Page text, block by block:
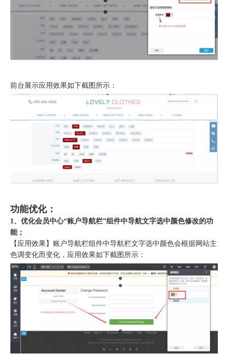
前台展示应用效果如下截图所示：
功能优化：
1、优化会员中心“账户导航栏”组件中导航文字选中颜色修改的功
能；
【应用效果】账户导航栏组件中导航栏文字选中颜色会根据网站主
色调变化而变化，应用效果如下截图所示：